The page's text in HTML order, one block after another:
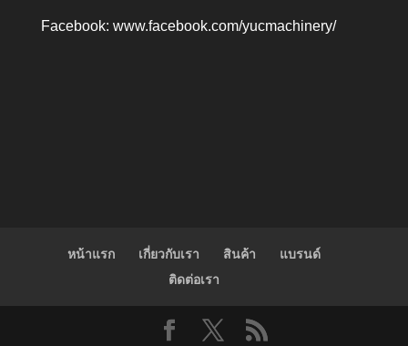
Facebook: www.facebook.com/yucmachinery/
หน้าแรก เกี่ยวกับเรา สินค้า
แบรนด์
ติดต่อเรา